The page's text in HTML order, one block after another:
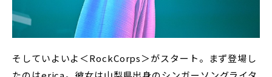
そしていよいよ＜RockCorps＞がスタート。まず登場し